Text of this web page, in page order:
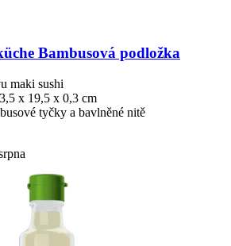
Bambusová podložka
maki sushi
x 19,5 x 0,3 cm
tyčky a bavlněné nitě